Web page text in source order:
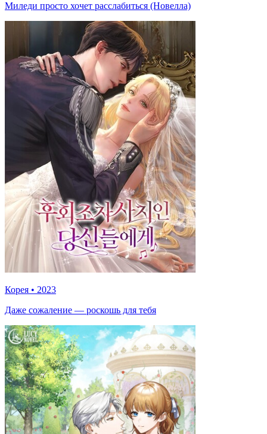
Миледи просто хочет расслабиться (Новелла)
Корея • 2023
Даже сожаление — роскошь для тебя